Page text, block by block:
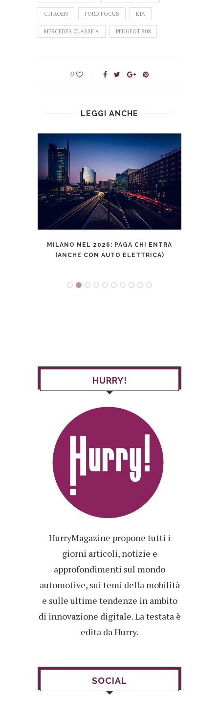
CITROEN FORD FOCUS KIA
MERCEDES CLASSE A PEUGEOT 508
0
LEGGI ANCHE
MILANO NEL 2026: PAGA CHI ENTRA
(ANCHE CON AUTO ELETTRICA)
HURRY!
HurryMagazine propone tutti i
giorni articoli, notizie e
approfondimenti sul mondo
automotive, sui temi della mobilità
e sulle ultime tendenze in ambito
di innovazione digitale. La testata è
edita da Hurry.
SOCIAL